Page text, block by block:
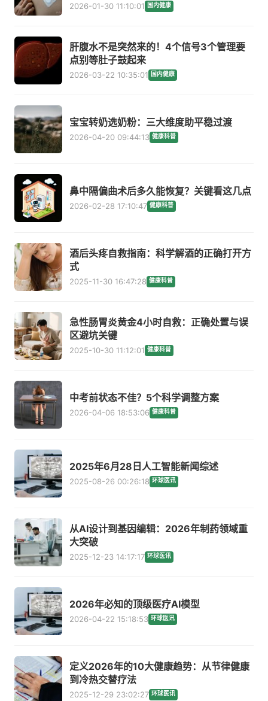
2026-01-30 11:10:01 国内健康
肝腹水不是突然来的！4个信号3个管理要
点别等肚子鼓起来
2026-03-22 10:35:01 国内健康
宝宝转奶选奶粉：三大维度助平稳过渡
2026-04-20 09:44:13 健康科普
鼻中隔偏曲术后多久能恢复？关键看这几点
2026-02-28 17:10:47 健康科普
酒后头疼自救指南：科学解酒的正确打开方
式
2025-11-30 16:47:28 健康科普
急性肠胃炎黄金4小时自救：正确处置与误
区避坑关键
2025-10-30 11:12:01 健康科普
中考前状态不佳？5个科学调整方案
2026-04-06 18:53:06 健康科普
2025年6月28日人工智能新闻综述
2025-08-26 00:26:18 环球医讯
从AI设计到基因编辑：2026年制药领域重
大突破
2025-12-23 14:17:17 环球医讯
2026年必知的顶级医疗AI模型
2026-04-22 15:18:53 环球医讯
定义2026年的10大健康趋势：从节律健康
到冷热交替疗法
2025-12-29 23:02:27 环球医讯